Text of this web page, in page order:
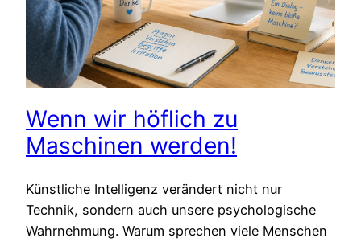
Wenn wir höflich zu
Maschinen werden!
Künstliche Intelligenz verändert nicht nur
Technik, sondern auch unsere psychologische
Wahrnehmung. Warum sprechen viele Menschen